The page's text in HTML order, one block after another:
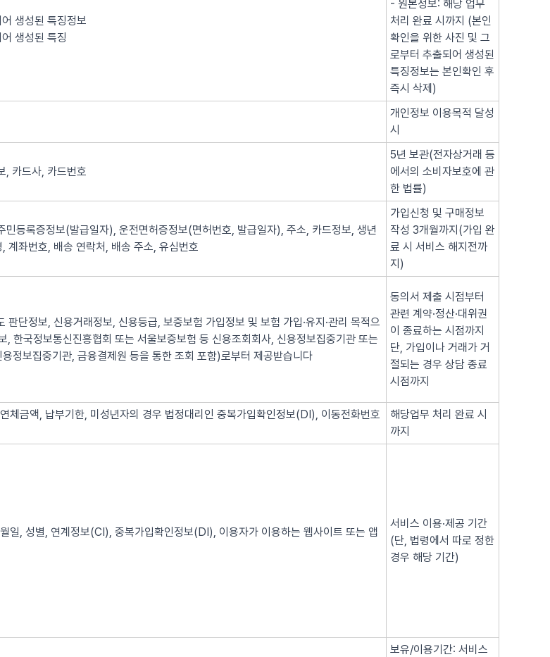
생성된 특징정보
생성된 특징
- 원본정보: 해당 업무
처리 완료 시까지 (본인
확인을 위한 사진 및 그
로부터 추출되어 생성된
특징정보는 본인확인 후
즉시 삭제)
개인정보 이용목적 달성
시
, 카드사, 카드번호
5년 보관(전자상거래 등
에서의 소비자보호에 관
한 법률)
등록증정보(발급일자), 운전면허증정보(면허번호, 발급일자), 주소, 카드정보, 생년
계좌번호, 배송 연락처, 배송 주소, 유심번호
가입신청 및 구매정보
작성 3개월까지(가입 완
료 시 서비스 해지전까
지)
단정보, 신용거래정보, 신용등급, 보증보험 가입정보 및 보험 가입·유지·관리 목적으
한국정보통신진흥협회 또는 서울보증보험 등 신용조회회사, 신용정보집중기관 또는
정보집중기관, 금융결제원 등을 통한 조회 포함)로부터 제공받습니다
동의서 제출 시점부터
관련 계약·정산·대위권
이 종료하는 시점까지
단, 가입이나 거래가 거
절되는 경우 상담 종료
시점까지
체금액, 납부기한, 미성년자의 경우 법정대리인 중복가입확인정보(DI), 이동전화번호
해당업무 처리 완료 시
까지
일, 성별, 연계정보(CI), 중복가입확인정보(DI), 이용자가 이용하는 웹사이트 또는 앱
서비스 이용·제공 기간
(단, 법령에서 따로 정한
경우 해당 기간)
보유/이용기간: 서비스